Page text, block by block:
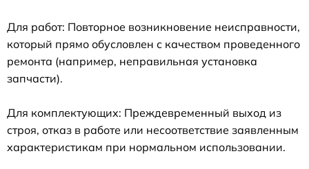
Для работ: Повторное возникновение неисправности,
который прямо обусловлен с качеством проведенного
ремонта (например, неправильная установка
запчасти).
Для комплектующих: Преждевременный выход из
строя, отказ в работе или несоответствие заявленным
характеристикам при нормальном использовании.